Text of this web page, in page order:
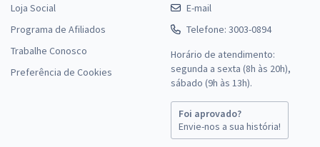
Loja Social
Programa de Afiliados
Trabalhe Conosco
Preferência de Cookies
E-mail
Telefone: 3003-0894
Horário de atendimento:
segunda a sexta (8h às 20h),
sábado (9h às 13h).
Foi aprovado?
Envie-nos a sua história!